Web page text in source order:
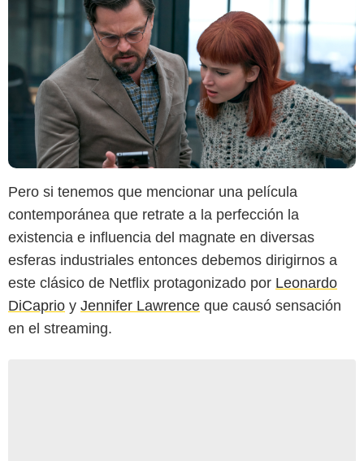
Pero si tenemos que mencionar una película
contemporánea que retrate a la perfección la
existencia e influencia del magnate en diversas
esferas industriales entonces debemos dirigirnos a
este clásico de Netflix protagonizado por Leonardo
DiCaprio y Jennifer Lawrence que causó sensación
en el streaming.